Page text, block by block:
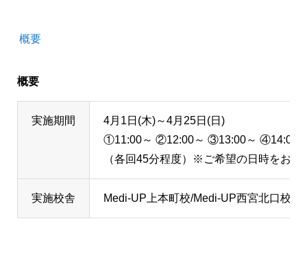
概要
概要
実施期間
4月1日(木)～4月25日(日)
①11:00～ ②12:00～ ③13:00～ ④14:00
（各回45分程度）※ご希望の日時をお選
実施校舎 Medi-UP上本町校/Medi-UP西宮北口校/